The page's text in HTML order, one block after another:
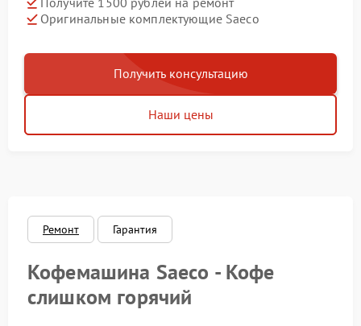
Оригинальные комплектующие Saeco
Получить консультацию
Наши цены
Ремонт Гарантия
Кофемашина Saeco - Кофе
слишком горячий